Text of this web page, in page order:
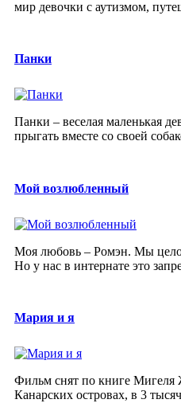
мир девочки с аутизмом,
Панки
Панки – веселая маленькая
прыгать вместе со своей
Мой возлюбленный
Моя любовь – Ромэн. Мы
Но у нас в интернате это
Мария и я
Фильм снят по книге Мигеля
Канарских островах, в 3